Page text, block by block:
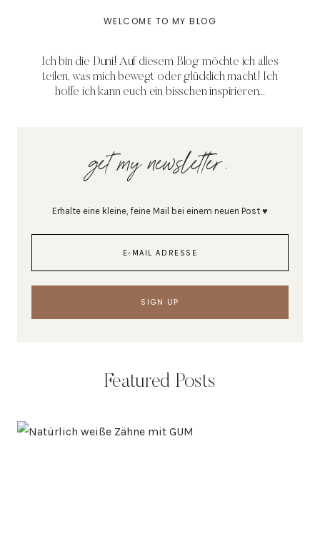
WELCOME TO MY BLOG
Ich bin die Duni! Auf diesem Blog möchte ich alles
teilen, was mich bewegt oder glücklich macht! Ich
hoffe ich kann euch ein bisschen inspirieren...
get my newsletter.
Erhalte eine kleine, feine Mail bei einem neuen Post ♥
Featured Posts